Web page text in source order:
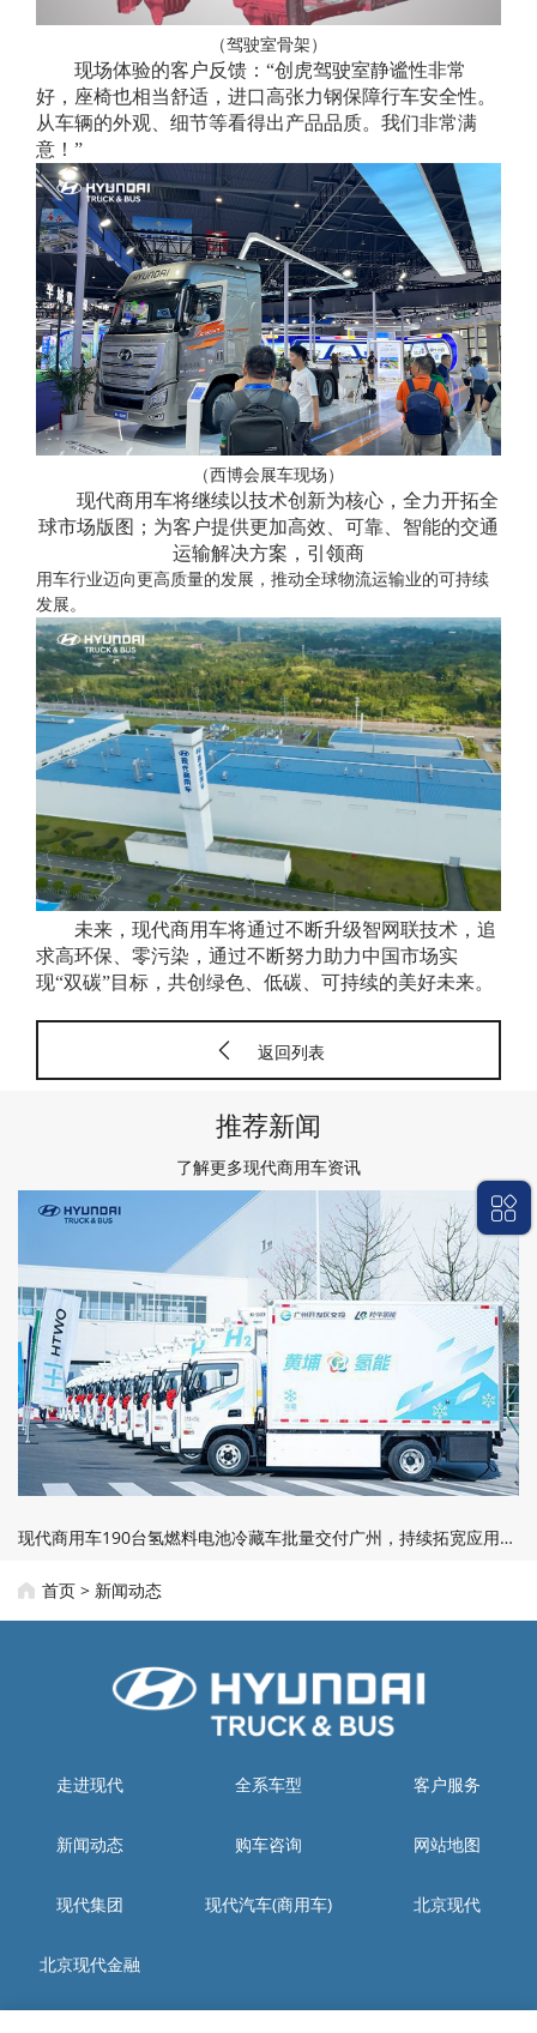
（驾驶室骨架）
现场体验的客户反馈：“创虎驾驶室静谧性非常
好，座椅也相当舒适，进口高张力钢保障行车安全性。
从车辆的外观、细节等看得出产品品质。我们非常满
意！”
（西博会展车现场）
现代商用车将继续以技术创新为核心，全力开拓全
球市场版图；为客户提供更加高效、可靠、智能的交通
运输解决方案，引领商
用车行业迈向更高质量的发展，推动全球物流运输业的可持续
发展。
未来，现代商用车将通过不断升级智网联技术，追
求高环保、零污染，通过不断努力助力中国市场实
现“双碳”目标，共创绿色、低碳、可持续的美好未来。
返回列表
推荐新闻
了解更多现代商用车资讯
现代商用车190台氢燃料电池冷藏车批量交付广州，持续拓宽应用边界
首页 > 新闻动态
走进现代 全系车型 客户服务
新闻动态 购车咨询 网站地图
现代集团 现代汽车(商用车) 北京现代
北京现代金融